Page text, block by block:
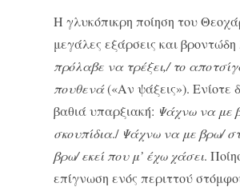
Η γλυκόπικρη ποίηση του
μεγάλες εξάρσεις και
πρόλαβε να τρέξει,/ το
πουθενά(«Αν ψάξεις»). Ενίοτε
βαθιά υπαρξιακή: Ψάχνω να με
σκουπίδια./ Ψάχνω να με βρω/
βρω/ εκεί που μ’ έχω χάσει.
επίγνωση ενός περιττού